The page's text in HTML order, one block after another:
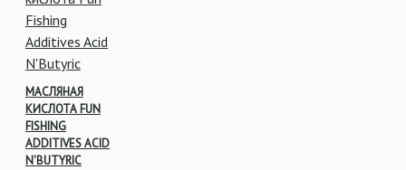
МАСЛЯНАЯ
КИСЛОТА FUN
FISHING
ADDITIVES ACID
N'BUTYRIC